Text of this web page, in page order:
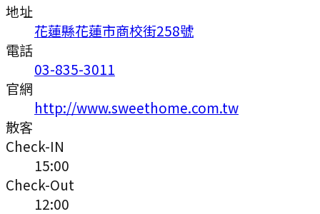
地址
花蓮縣花蓮市商校街258號
電話
03-835-3011
官網
http://www.sweethome.com.tw
散客
Check-IN
15:00
Check-Out
12:00